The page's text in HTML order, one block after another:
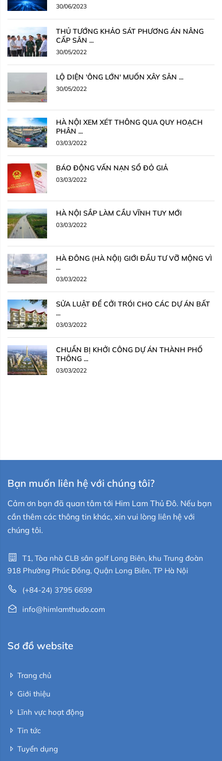
30/06/2023
THỦ TƯỚNG KHẢO SÁT PHƯƠNG ÁN NÂNG
CẤP SÂN ...
30/05/2022
LỘ DIỆN 'ÔNG LỚN' MUỐN XÂY SÂN ...
30/05/2022
HÀ NỘI XEM XÉT THÔNG QUA QUY HOẠCH
PHÂN ...
03/03/2022
BÁO ĐỘNG VẤN NẠN SỔ ĐỎ GIẢ
03/03/2022
HÀ NỘI SẮP LÀM CẦU VĨNH TUY MỚI
03/03/2022
HÀ ĐÔNG (HÀ NỘI) GIỚI ĐẦU TƯ VỠ MỘNG VÌ
...
03/03/2022
SỬA LUẬT ĐỂ CỞI TRÓI CHO CÁC DỰ ÁN BẤT
...
03/03/2022
CHUẨN BỊ KHỞI CÔNG DỰ ÁN THÀNH PHỐ
THÔNG ...
03/03/2022
Bạn muốn liên hệ với chúng tôi?
Cảm ơn bạn đã quan tâm tới Him Lam Thủ Đô. Nếu bạn
cần thêm các thông tin khác, xin vui lòng liên hệ với
chúng tôi.
T1, Tòa nhà CLB sân golf Long Biên, khu Trung đoàn
918 Phường Phúc Đồng, Quận Long Biên, TP Hà Nội
(+84-24) 3795 6699
info@himlamthudo.com
Sơ đồ website
Trang chủ
Giới thiệu
Lĩnh vực hoạt động
Tin tức
Tuyển dụng